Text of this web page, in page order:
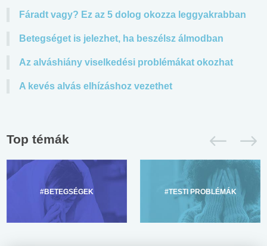
Fáradt vagy? Ez az 5 dolog okozza leggyakrabban
Betegséget is jelezhet, ha beszélsz álmodban
Az alváshiány viselkedési problémákat okozhat
A kevés alvás elhízáshoz vezethet
Top témák
#BETEGSÉGEK #TESTI PROBLÉMÁK